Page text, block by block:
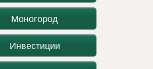
Моногород
Инвестиции